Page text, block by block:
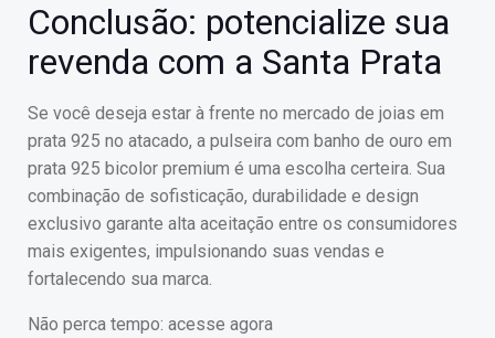
Conclusão: potencialize sua
revenda com a Santa Prata
Se você deseja estar à frente no mercado de joias em
prata 925 no atacado, a pulseira com banho de ouro em
prata 925 bicolor premium é uma escolha certeira. Sua
combinação de sofisticação, durabilidade e design
exclusivo garante alta aceitação entre os consumidores
mais exigentes, impulsionando suas vendas e
fortalecendo sua marca.
Não perca tempo: acesse agora